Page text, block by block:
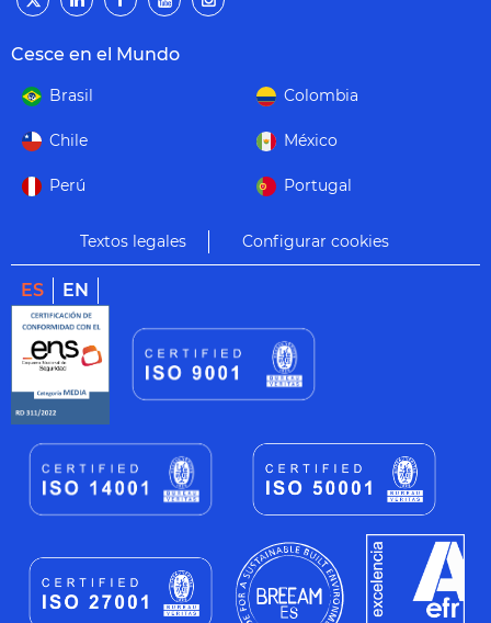
Cesce en el Mundo
Brasil Colombia
Chile México
Perú Portugal
Textos legales Configurar cookies
ES EN